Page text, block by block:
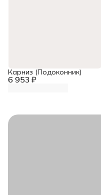
6 953 ₽
Карниз (Подоконник)